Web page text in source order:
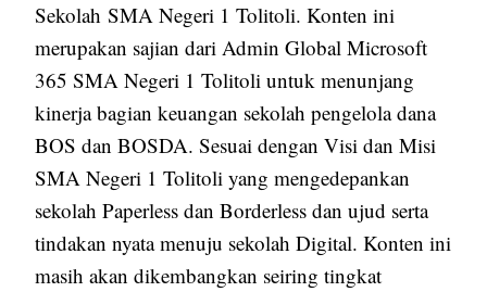
Sekolah SMA Negeri 1 Tolitoli. Konten ini
merupakan sajian dari Admin Global Microsoft
365 SMA Negeri 1 Tolitoli untuk menunjang
kinerja bagian keuangan sekolah pengelola dana
BOS dan BOSDA. Sesuai dengan Visi dan Misi
SMA Negeri 1 Tolitoli yang mengedepankan
sekolah Paperless dan Borderless dan ujud serta
tindakan nyata menuju sekolah Digital. Konten ini
masih akan dikembangkan seiring tingkat